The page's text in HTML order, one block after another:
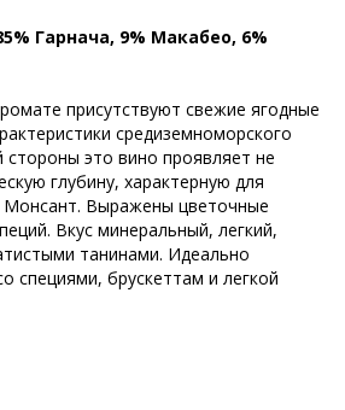
Гарнача, 9% Макабео, 6%
присутствуют свежие ягодные
средиземноморского
стороны это вино проявляет не
глубину, характерную для
Монсант. Выражены цветочные
Вкус минеральный, легкий,
танинами. Идеально
специями, брускеттам и легкой